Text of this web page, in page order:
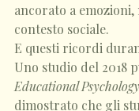
ancorato a
contesto sociale.
E questi ricordi
Uno studio del 2018
Educational
dimostrato che gli